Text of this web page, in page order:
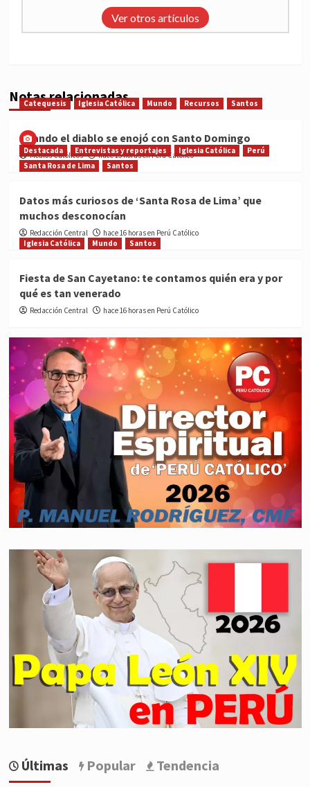
Ver otros artículos
Notas relacionadas
Catequesis Iglesia Católica Mundo Recursos Santos
Cuando el diablo se enojó con Santo Domingo
Medios Católicos hace 15 horas en Perú Católico
Destacada Entrevistas y reportajes Iglesia Católica
Perú
Santa Rosa de Lima
Santos
Datos más curiosos de ‘Santa Rosa de Lima’ que
muchos desconocían
Redacción Central
hace 16 horas en Perú Católico
Iglesia Católica
Mundo Santos
Fiesta de San Cayetano: te contamos quién era y por
qué es tan venerado
Redacción Central hace 16 horas en Perú Católico
Últimas Popular Tendencia